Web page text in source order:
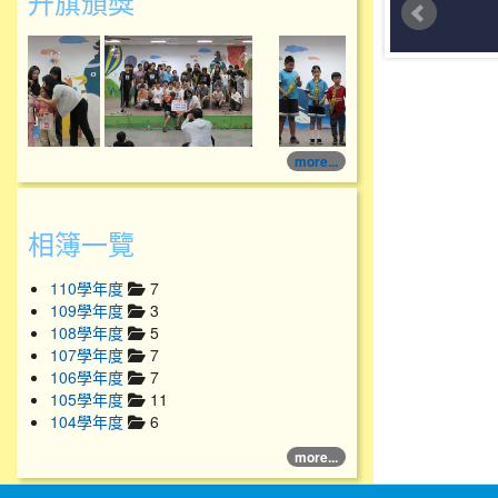
114學年度升旗頒獎
more...
相簿一覽
110學年度
7
109學年度
3
108學年度
5
107學年度
7
106學年度
7
105學年度
11
104學年度
6
more...